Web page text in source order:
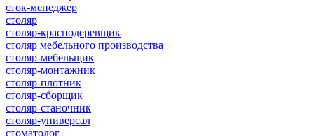
сток-менеджер
столяр
столяр-краснодеревщик
столяр мебельного производства
столяр-мебельщик
столяр-монтажник
столяр-плотник
столяр-сборщик
столяр-станочник
столяр-универсал
стоматолог